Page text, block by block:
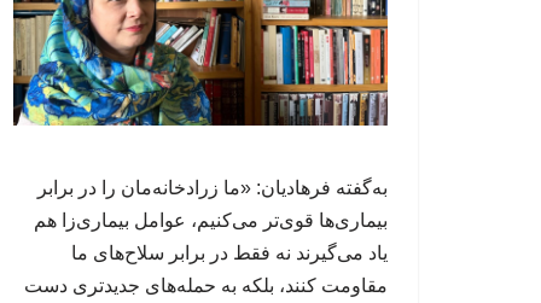
به‌گفته فرهادیان: «ما زرادخانه‌مان را در برابر
بیماری‌ها قوی‌تر می‌کنیم، عوامل‌ بیماری‌زا هم
یاد می‌گیرند نه فقط در برابر سلاح‌های ما
مقاومت کنند، بلکه به حمله‌های جدیدتری دست